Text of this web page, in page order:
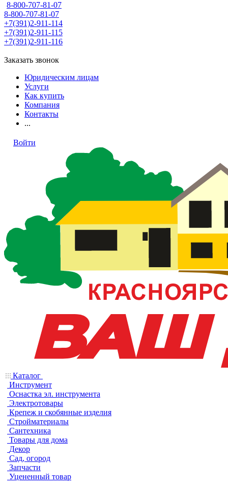
8-800-707-81-07
8-800-707-81-07
+7(391)2-911-114
+7(391)2-911-115
+7(391)2-911-116
Заказать звонок
Юридическим лицам
Услуги
Как купить
Компания
Контакты
...
Войти
Каталог
Инструмент
Оснастка эл. инструмента
Электротовары
Крепеж и скобянные изделия
Стройматериалы
Сантехника
Товары для дома
Декор
Сад, огород
Запчасти
Уцененный товар